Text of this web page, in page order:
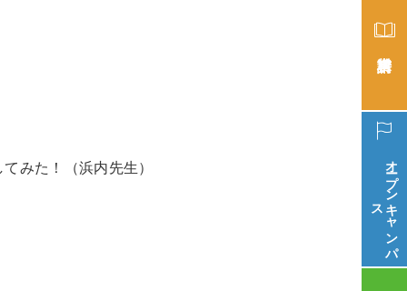
みた！（浜内先生）
オープン
キ
ャ
ン
パ
ス